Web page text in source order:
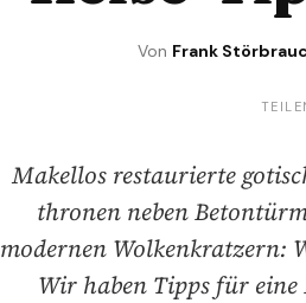
Von Frank
Makellos restaurierte
thronen neben
modernen Wolkenkratzern:
Wir haben Tipps für